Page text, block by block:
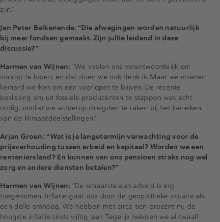
zijn.”
Jan Peter Balkenende: “Die afwegingen worden natuurlijk
bij meer fondsen gemaakt. Zijn jullie leidend in deze
discussie?”
Harmen van Wijnen: “We voelen ons verantwoordelijk om
voorop te lopen, en dat doen we ook denk ik. Maar we moeten
keihard werken om een voorloper te blijven. De recente
beslissing om uit fossiele producenten te stappen was echt
nodig, omdat we achterop dreigden te raken bij het bereiken
van de klimaatdoelstellingen.”
Arjan Groen: “Wat is je langetermijn verwachting voor de
prijsverhouding tussen arbeid en kapitaal? Worden we een
renteniersland? En kunnen van ons pensioen straks nog wel
zorg en andere diensten betalen?”
Harmen van Wijnen: “De schaarste aan arbeid is erg
toegenomen. Inflatie gaat ook door de geopolitieke situatie als
een dolle omhoog. We hebben met circa tien procent nu de
hoogste inflatie sinds vijftig jaar. Tegelijk hebben we al twaalf